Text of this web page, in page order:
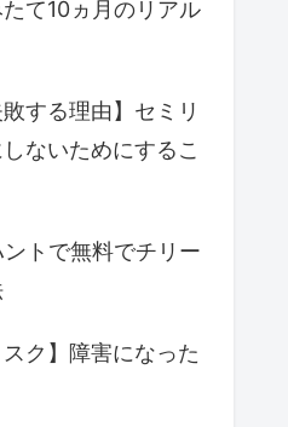
て10ヵ月のリアル
する理由】セミリ
ないためにするこ
ントで無料でチリー
スク】障害になった